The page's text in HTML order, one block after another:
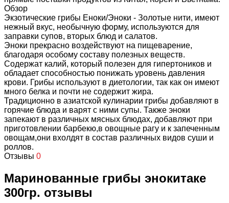
Обзор
Экзотические грибы Еноки/Эноки - Золотые нити, имеют
нежный вкус, необычную форму, используются для
заправки супов, вторых блюд и салатов.
Эноки прекрасно воздействуют на пищеварение,
благодаря особому составу полезных веществ.
Содержат калий, который полезен для гипертоников и
обладает способностью понижать уровень давления
крови. Грибы используют в диетологии, так как он имеют
много белка и почти не содержит жира.
Традиционно в азиатской кулинарии грибы добавляют в
горячие блюда и варят с ними супы. Также эноки
запекают в различных мясных блюдах, добавляют при
приготовлении барбекю,в овощные рагу и к запеченным
овощам,они вхолдят в состав различных видов суши и
роллов.
Отзывы 0
Маринованные грибы энокитаке
300гр. отзывы